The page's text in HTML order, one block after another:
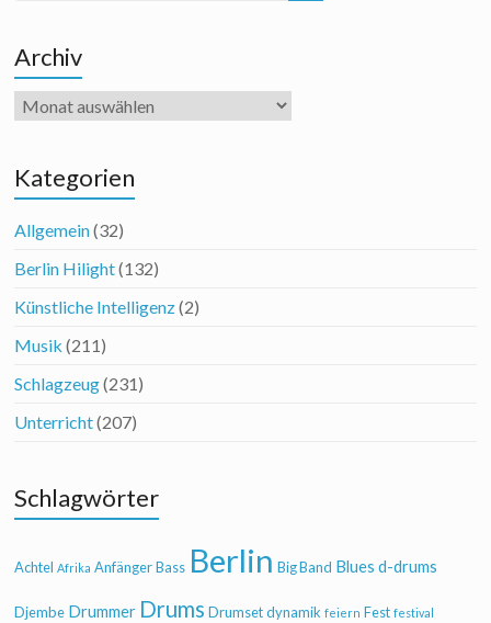
Archiv
Archiv
Kategorien
Allgemein(32)
Berlin Hilight(132)
Künstliche Intelligenz(2)
Musik (211)
Schlagzeug(231)
Unterricht(207)
Schlagwörter
Achtel Afrika Anfänger Bass Berlin Big Band Blues d-drums
Djembe Drummer Drums Drumset dynamik feiern Fest festival